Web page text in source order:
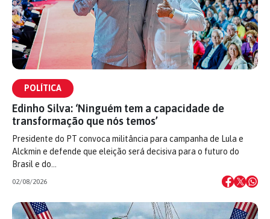
POLÍTICA
Edinho Silva: ‘Ninguém tem a capacidade de
transformação que nós temos’
Presidente do PT convoca militância para campanha de Lula e
Alckmin e defende que eleição será decisiva para o futuro do
Brasil e do…
02/08/2026